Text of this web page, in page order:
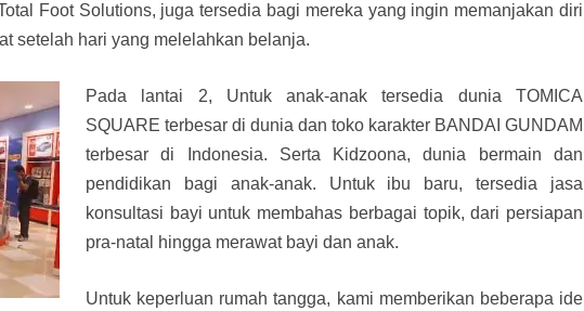
Foot Solutions, juga tersedia bagi mereka yang ingin memanjakan diri
setelah hari yang melelahkan belanja.
Pada lantai 2, Untuk anak-anak tersedia dunia TOMICA
SQUARE terbesar di dunia dan toko karakter BANDAI GUNDAM
terbesar di Indonesia. Serta Kidzoona, dunia bermain dan
pendidikan bagi anak-anak. Untuk ibu baru, tersedia jasa
konsultasi bayi untuk membahas berbagai topik, dari persiapan
pra-natal hingga merawat bayi dan anak.
Untuk keperluan rumah tangga, kami memberikan beberapa ide